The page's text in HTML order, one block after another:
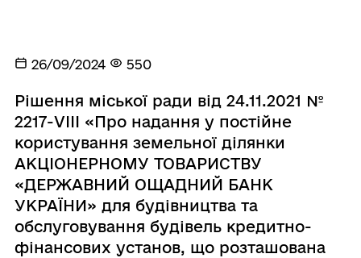
26/09/2024 550
Рішення міської ради від 24.11.2021 №
2217-VIІІ «Про надання у постійне
користування земельної ділянки
АКЦІОНЕРНОМУ ТОВАРИСТВУ
«ДЕРЖАВНИЙ ОЩАДНИЙ БАНК
УКРАЇНИ» для будівництва та
обслуговування будівель кредитно-
фінансових установ, що розташована